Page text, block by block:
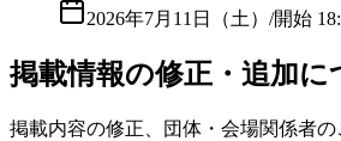
2026年7月11日（土） /開始
掲載情報の修正・追加に
掲載内容の修正、団体・会場関係者